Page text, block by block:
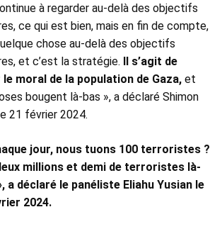
à regarder au-delà des objectifs
ce qui est bien, mais en fin de compte,
chose au-delà des objectifs
et c’est la stratégie. Il s’agit de
moral de la population de Gaza, et
bougent là-bas », a déclaré Shimon
21 février 2024.
jour, nous tuons 100 terroristes ?
millions et demi de terroristes là-
a déclaré le panéliste Eliahu Yusian le
2024.